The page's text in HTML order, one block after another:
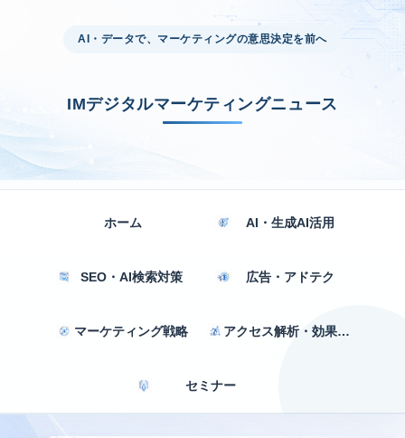
AI・データで、マーケティングの意思決定を前へ
IMデジタルマーケティングニュース
ホーム AI・生成AI活用
SEO・AI検索対策 広告・アドテク
マーケティング戦略 アクセス解析・効果測定
セミナー